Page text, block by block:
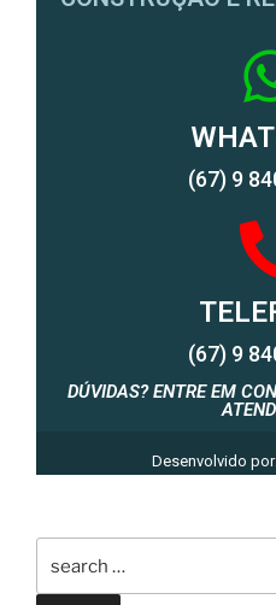
(67) 9
(67) 9
DÚVIDAS? ENTRE EM
Desenvolvido